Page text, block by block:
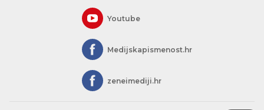
Youtube
Medijskapismenost.hr
zeneimediji.hr